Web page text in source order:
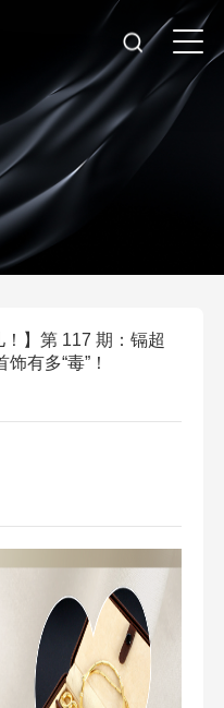
！】第 117 期：镉超
有多“毒”！